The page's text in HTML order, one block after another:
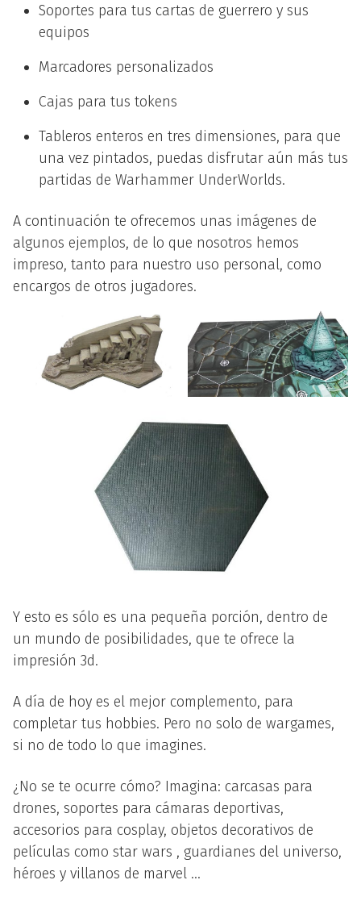
Soportes para tus cartas de guerrero y sus
equipos
Marcadores personalizados
Cajas para tus tokens
Tableros enteros en tres dimensiones, para que
una vez pintados, puedas disfrutar aún más tus
partidas de Warhammer UnderWorlds.
A continuación te ofrecemos unas imágenes de
algunos ejemplos, de lo que nosotros hemos
impreso, tanto para nuestro uso personal, como
encargos de otros jugadores.
Y esto es sólo es una pequeña porción, dentro de
un mundo de posibilidades, que te ofrece la
impresión 3d.
A día de hoy es el mejor complemento, para
completar tus hobbies. Pero no solo de wargames,
si no de todo lo que imagines.
¿No se te ocurre cómo? Imagina: carcasas para
drones, soportes para cámaras deportivas,
accesorios para cosplay, objetos decorativos de
películas como star wars , guardianes del universo,
héroes y villanos de marvel …